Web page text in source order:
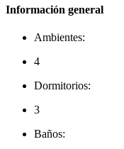
Información general
Ambientes:
4
Dormitorios:
3
Baños: